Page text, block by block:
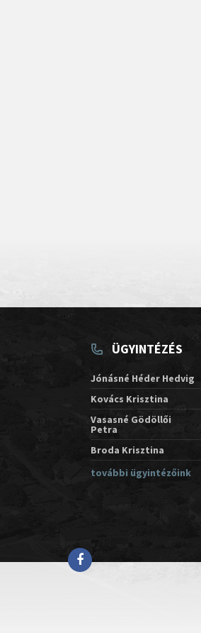
ÜGYINTÉZÉS
Jónásné Héder Hedvig
Kovács Krisztina
Vasasné Gödöllői
Petra
Broda Krisztina
további ügyintézőink